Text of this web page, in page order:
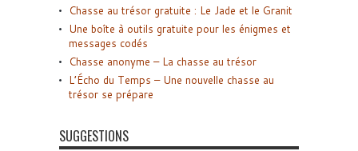
Chasse au trésor gratuite : Le Jade et le Granit
Une boîte à outils gratuite pour les énigmes et
messages codés
Chasse anonyme – La chasse au trésor
L’Écho du Temps – Une nouvelle chasse au
trésor se prépare
SUGGESTIONS